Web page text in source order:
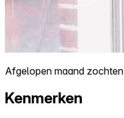
Afgelopen maand zochten
Kenmerken